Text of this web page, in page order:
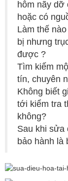
hôm nãy dỡ
hoặc có
Làm thế
bị nhưng
được ?
Tìm kiếm
tín, chuyên
Không biết
tới kiểm tra
không?
Sau khi sửa
bảo hành là